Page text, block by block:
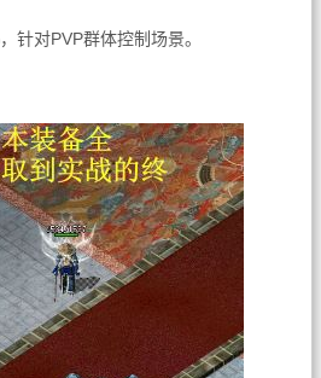
针对PVP群体控制场景。